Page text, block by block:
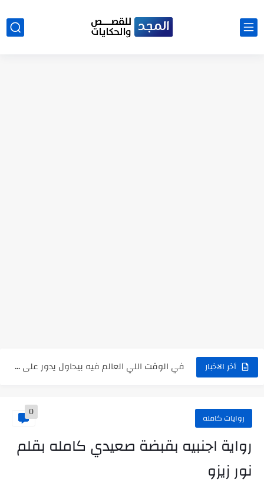
أخر الاخبار
في الوقت اللي العالم فيه بيحاول يدور على هويته ،...
روايات كامله 0
رواية اجنبيه بقبضة صعيدي كامله بقلم
نور زيزو